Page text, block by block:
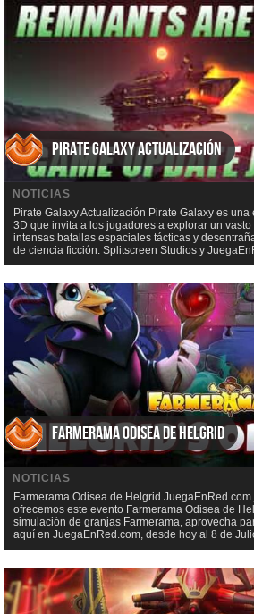
Pirate Galaxy Actualización
NOTICIAS
Pirate Galaxy Actualización Pirate Galaxy es
3D que invita a los jugadores a explorar un
intensas batallas espaciales tácticas y
de ciencia ficción. Splitscreen Studios y
Farmerama Odisea de Helgrid
NOTICIAS
Farmerama Odisea de Helgrid
ofrecemos este evento Farmerama Odisea de
simulación de granjas Farmerama, aprovecha
aquí en JuegaEnRed.com, desde hoy al 8 de